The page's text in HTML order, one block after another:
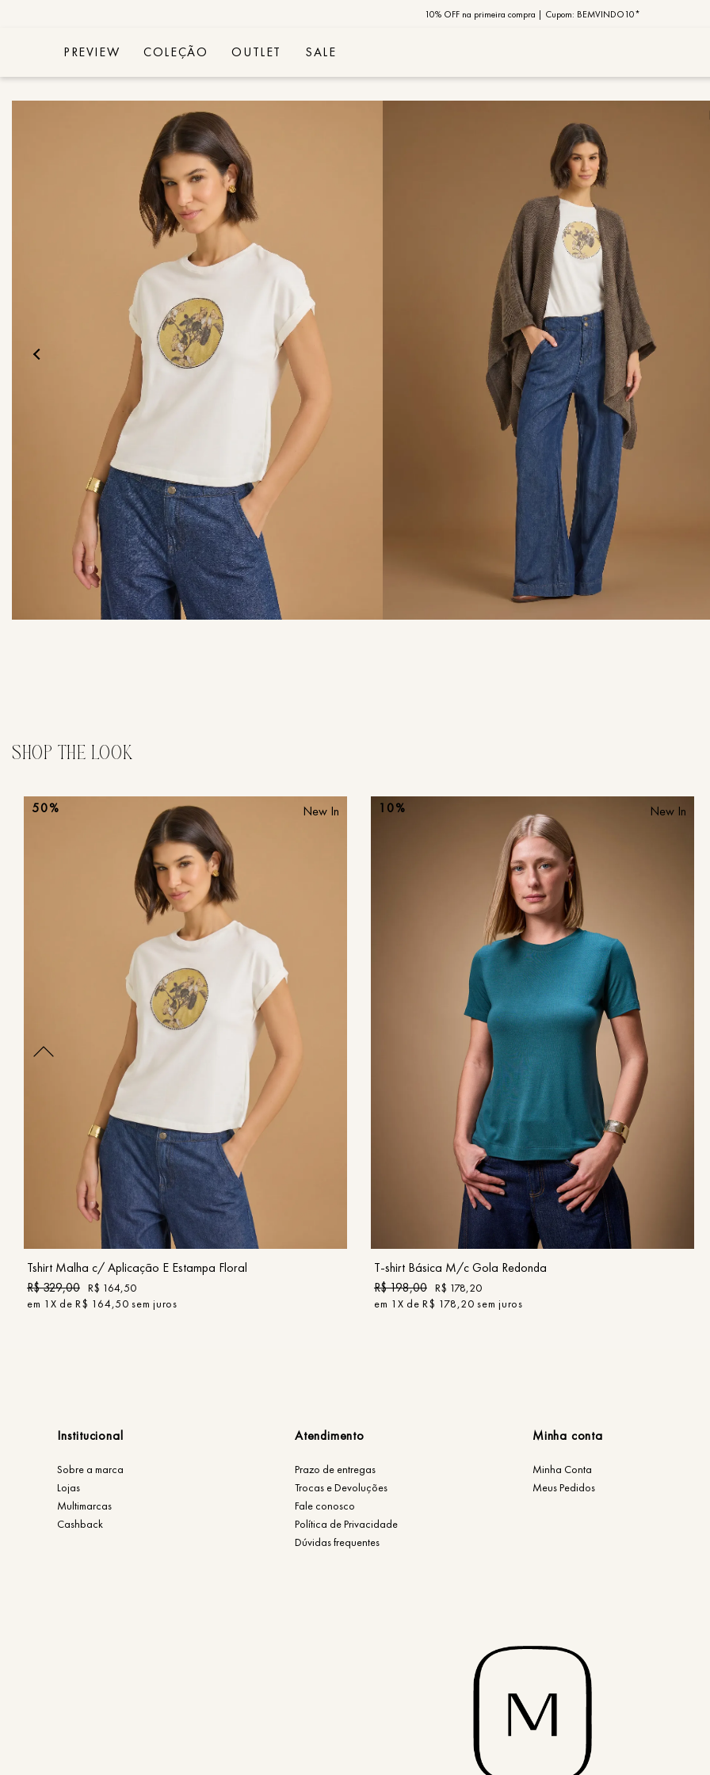
PIX MOB | 5%OFF - Seu look merece!
10% OFF na primeira compra | Cupom: BEMVINDO10*
MOB | Preview Índia
PREVIEW COLEÇÃO OUTLET SALE
New In
50%
P M G GG
COMPRAR
Tshirt Malha c/ Aplicação E Estampa Floral
R$329,00 R$ 164,50
em 1 X deR$ 164,50 sem juros
New In
10%
PP P M G GG
COMPRAR
T-shirt Básica M/c Gola Redonda
R$198,00 R$ 178,20
em 1 X deR$ 178,20 sem juros
Institucional
Sobre a marca
Lojas
Multimarcas
Cashback
Atendimento
Prazo de entregas
Trocas e Devoluções
Fale conosco
Política de Privacidade
Dúvidas frequentes
Minha conta
Minha Conta
Meus Pedidos
TERMOS
8
9